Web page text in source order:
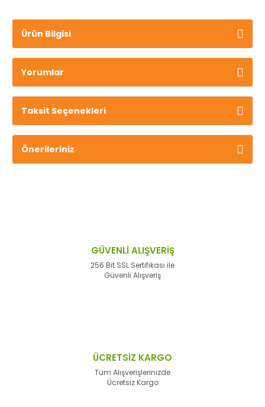
Ürün Bilgisi
Yorumlar
Taksit Seçenekleri
Önerileriniz
GÜVENLİ ALIŞVERİŞ
256 Bit SSL Sertifikası ile
Güvenli Alışveriş
ÜCRETSİZ KARGO
Tüm Alışverişlerinizde
Ücretsiz Kargo